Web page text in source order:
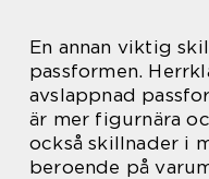
En annan viktig
passformen.
avslappnad
är mer figurnära
också skillnader i
beroende på